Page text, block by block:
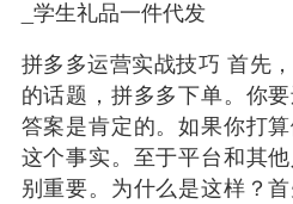
拼多多运营实战技巧 首先
的话题，拼多多下单。你
答案是肯定的。如果你打
这个事实。至于平台和其
别重要。为什么是这样？